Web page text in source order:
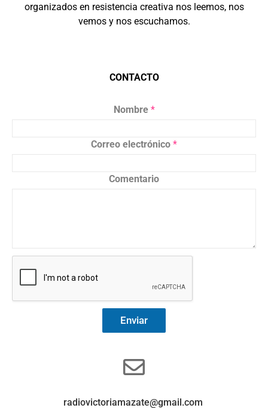
organizados en resistencia creativa nos leemos, nos
vemos y nos escuchamos.
CONTACTO
Nombre *
Correo electrónico *
Comentario
Enviar
radiovictoriamazate@gmail.com